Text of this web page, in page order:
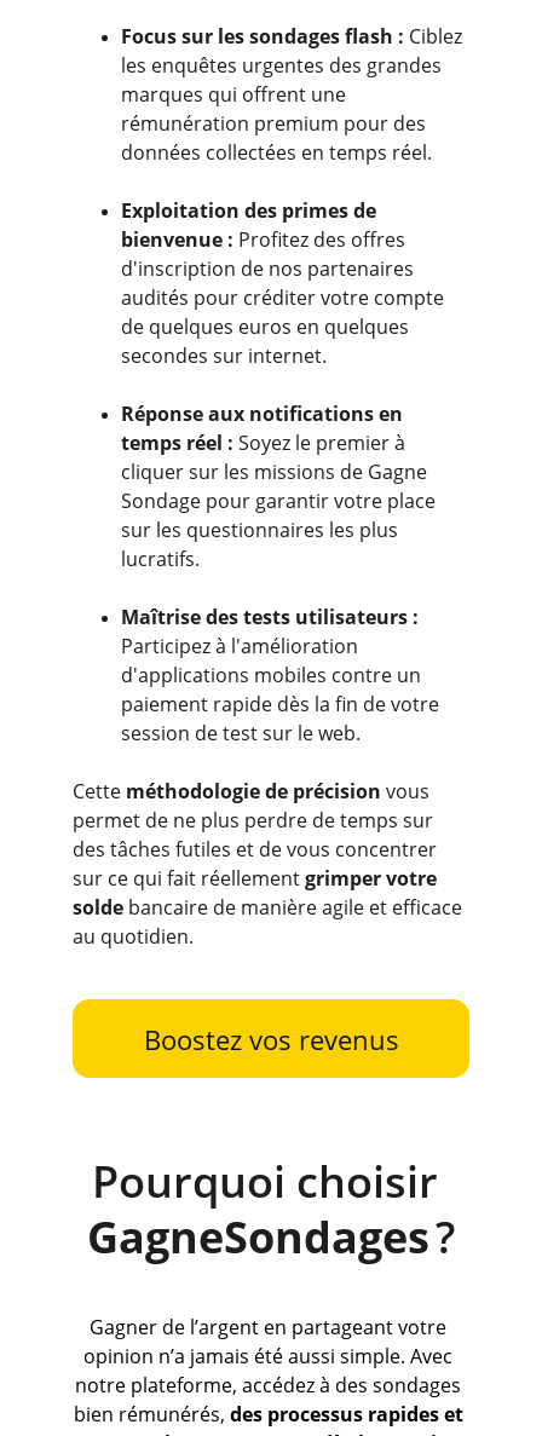
Focus sur les sondages flash : Ciblez
les enquêtes urgentes des grandes
marques qui offrent une
rémunération premium pour des
données collectées en temps réel.
Exploitation des primes de
bienvenue : Profitez des offres
d'inscription de nos partenaires
audités pour créditer votre compte
de quelques euros en quelques
secondes sur internet.
Réponse aux notifications en
temps réel : Soyez le premier à
cliquer sur les missions de Gagne
Sondage pour garantir votre place
sur les questionnaires les plus
lucratifs.
Maîtrise des tests utilisateurs :
Participez à l'amélioration
d'applications mobiles contre un
paiement rapide dès la fin de votre
session de test sur le web.
Cette méthodologie de précision vous
permet de ne plus perdre de temps sur
des tâches futiles et de vous concentrer
sur ce qui fait réellement grimper votre
solde bancaire de manière agile et efficace
au quotidien.
Boostez vos revenus
Pourquoi choisir
GagneSondages ?
Gagner de l’argent en partageant votre
opinion n’a jamais été aussi simple. Avec
notre plateforme, accédez à des sondages
bien rémunérés, des processus rapides et